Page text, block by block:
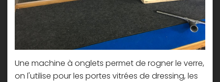
Une machine à onglets permet de rogner le verre,
on l'utilise pour les portes vitrées de dressing, les